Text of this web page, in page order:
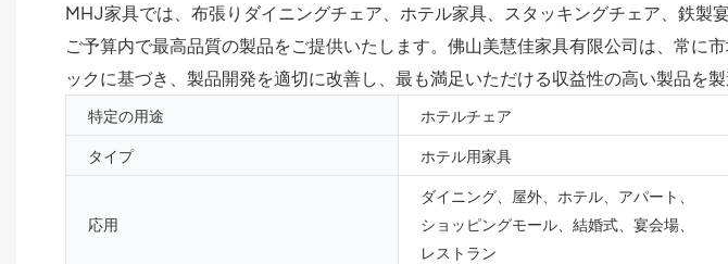
MHJ家具では、布張りダイニングチェア、ホテル家具、スタッキングチェア、鉄
ご予算内で最高品質の製品をご提供いたします。佛山美慧佳家具有限公司は、常
ックに基づき、製品開発を適切に改善し、最も満足いただける収益性の高い製品を製
特定の用途 ホテルチェア
タイプ ホテル用家具
応用
ダイニング、屋外、ホテル、アパート、
ショッピングモール、結婚式、宴会場、
レストラン